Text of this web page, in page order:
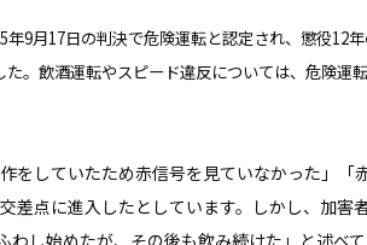
9月17日の判決で危険運転と認定され、懲役12
。飲酒運転やスピード違反については、危険運
をしていたため赤信号を見ていなかった」「
点に進入したとしています。 しかし、加害
わし始めたが、その後も飲み続けた」と述べ